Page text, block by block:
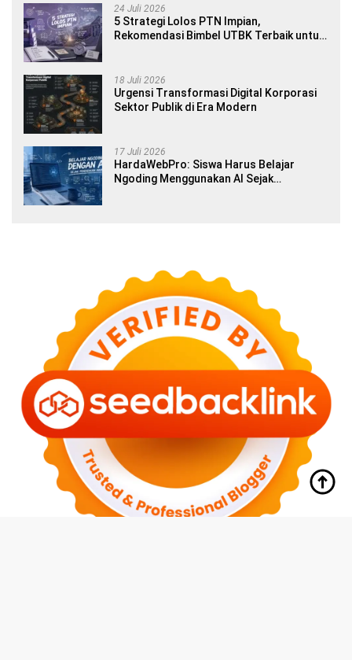
24 Juli 2026
5 Strategi Lolos PTN Impian,
Rekomendasi Bimbel UTBK Terbaik untuk
18 Juli 2026
Urgensi Transformasi Digital Korporasi
Sektor Publik di Era Modern
17 Juli 2026
HardaWebPro: Siswa Harus Belajar
Ngoding Menggunakan AI Sejak